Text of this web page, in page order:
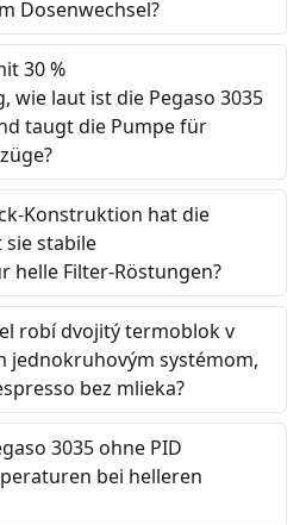
Dosenwechsel?
30 %
wie laut ist die Pegaso 3035
taugt die Pumpe für
Konstruktion hat die
sie stabile
helle Filter-Röstungen?
robí dvojitý termoblok v
jednokruhovým systémom,
bez mlieka?
3035 ohne PID
bei helleren